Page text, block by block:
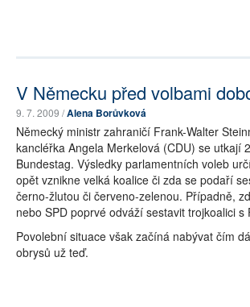
V Německu před volbami
9. 7. 2009 /Alena Borůvková
Německý ministr zahraničí Frank-Walter
kancléřka Angela Merkelová (CDU) se utkají
Bundestag. Výsledky parlamentních voleb
opět vznikne velká koalice či zda se podaří
černo-žlutou či červeno-zelenou. Případně,
nebo SPD poprvé odváží sestavit trojkoalici s
Povolební situace však začíná nabývat čím
obrysů už teď.